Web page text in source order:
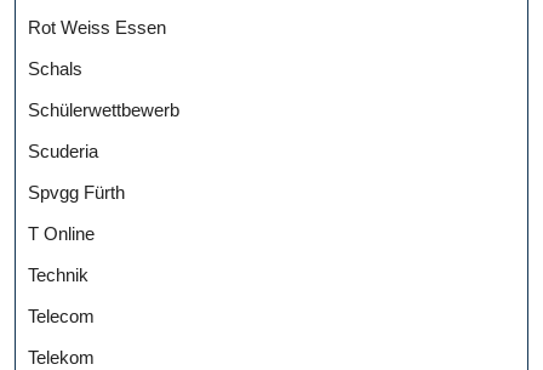
Rot Weiss Essen
Schals
Schülerwettbewerb
Scuderia
Spvgg Fürth
T Online
Technik
Telecom
Telekom